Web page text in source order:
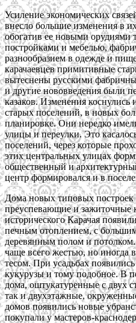
Усиление экономических
внесло большие изменения в
обогатив ее новыми орудиями
постройками и мебелью,
разнообразием в одежде и
карачаевцев примитивные
вытеснены русскими
и другие нововведения были
казаков. Изменения
старых поселений, в новых
планировке. Они нередко
улицы и переулки. Это
поселений, через которые
этих центральных улицах
общественный и
центр формировался и в
Дома новых типовых построек
преуспевающие и зажиточные
исторического Карачая
печным отоплением, с
деревянным полом и
чаще всего жестью, но иногда
тесом. При усадьбах
кукурузы и тому подобное. В
дома, оштукатуренные с двух
так и двухэтажные,
домов появились новые
покупали у мастеров-